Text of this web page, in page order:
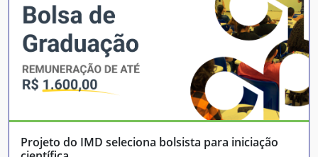
Projeto do IMD seleciona bolsista para iniciação